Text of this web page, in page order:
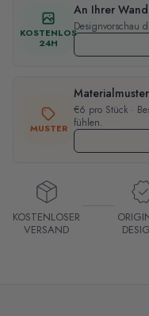
KOSTENLOS
24H
An Ihrer
Designvorschau
MUSTER
€6 pro Stück ·
fühlen.
KOSTENLOSER
VERSAND